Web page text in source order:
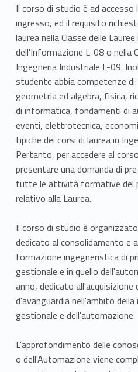
Il corso di studio è ad accesso
ingresso, ed il requisito
laurea nella Classe delle
dell'Informazione L-08 o nella
Ingegneria Industriale L-09.
studente abbia competenze
geometria ed algebra, fisica,
di informatica, fondamenti di
eventi, elettrotecnica,
tipiche dei corsi di laurea in
Pertanto, per accedere al
presentare una domanda di
tutte le attività formative del
relativo alla Laurea.
Il corso di studio è
dedicato al consolidamento e
formazione ingegneristica di
gestionale e in quello
anno, dedicato
d'avanguardia nell'ambito
gestionale e dell'automazione.
L'approfondimento delle
o dell'Automazione viene